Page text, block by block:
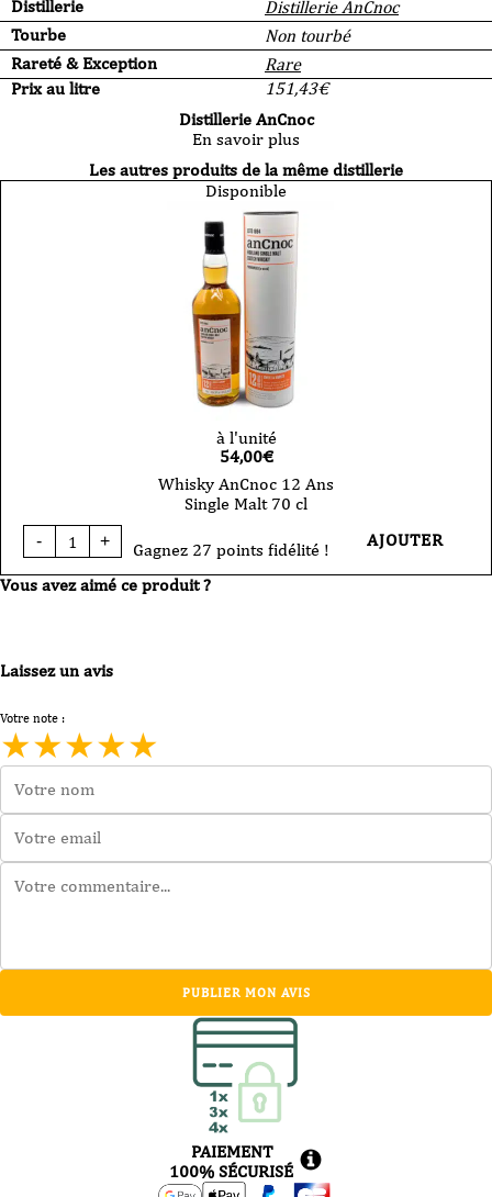
Distillerie
Distillerie AnCnoc
Tourbe
Non tourbé
Rareté & Exception
Rare
Prix au litre
151,43€
Distillerie AnCnoc
En savoir plus
Les autres produits de la même distillerie
Disponible
à l'unité
54,00€
Whisky AnCnoc 12 Ans
Single Malt 70 cl
-
quantité
de
AnCnoc
70
+ Gagnez 27 points fidélité ! AJOUTER
Vous avez aimé ce produit ?
Laissez un avis
Votre note :
★★★★★
PUBLIER MON AVIS
PAIEMENT
100% SÉCURISÉ